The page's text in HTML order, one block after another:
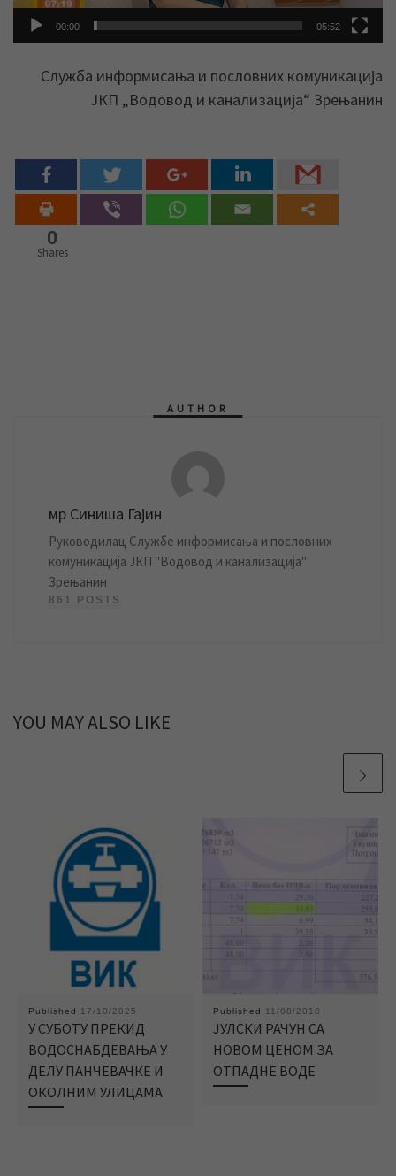
00:00 05:52
Служба информисања и пословних комуникација
ЈКП „Водовод и канализација“ Зрењанин
0
Shares
AUTHOR
мр Синиша Гајин
Руководилац Службе информисања и пословних
комуникација ЈКП "Водовод и канализација"
Зрењанин
861 POSTS
YOU MAY ALSO LIKE
Published 17/10/2025
У СУБОТУ ПРЕКИД
ВОДОСНАБДЕВАЊА У
ДЕЛУ ПАНЧЕВАЧКЕ И
ОКОЛНИМ УЛИЦАМА
Published 11/08/2018
ЈУЛСКИ РАЧУН СА
НОВОМ ЦЕНОМ ЗА
ОТПАДНЕ ВОДЕ